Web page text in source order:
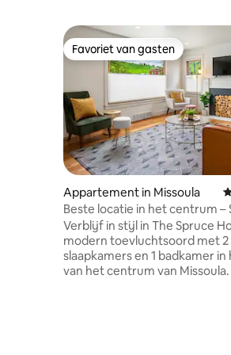
Favoriet van gasten
Favoriet van gasten
Appartement in Missoula
Beste locatie in het centrum –
lichte bungalow
Verblijf in stijl in The Spruce
modern toevluchtsoord met 2
slaapkamers en 1 badkamer
van het centrum van Missoula. Deze
voor stellen, vrienden of